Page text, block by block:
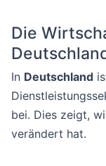
Die
In Deutschland
bei. Dies zeigt,
verändert hat.